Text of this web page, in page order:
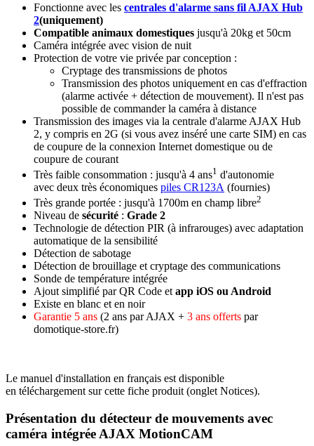
Fonctionne avec les centrales d'alarme sans fil AJAX Hub
2(uniquement)
Compatible animaux domestiques jusqu'à 20kg et 50cm
Caméra intégrée avec vision de nuit
Protection de votre vie privée par conception :
Cryptage des transmissions de photos
Transmission des photos uniquement en cas d'effraction
(alarme activée + détection de mouvement). Il n'est pas
possible de commander la caméra à distance
Transmission des images via la centrale d'alarme AJAX Hub
2, y compris en 2G (si vous avez inséré une carte SIM) en cas
de coupure de la connexion Internet domestique ou de
coupure de courant
Très faible consommation : jusqu'à 4 ans1 d'autonomie
avec deux très économiques piles CR123A (fournies)
Très grande portée : jusqu'à 1700m en champ libre2
Niveau de sécurité : Grade 2
Technologie de détection PIR (à infrarouges) avec adaptation
automatique de la sensibilité
Détection de sabotage
Détection de brouillage et cryptage des communications
Sonde de température intégrée
Ajout simplifié par QR Code et app iOS ou Android
Existe en blanc et en noir
Garantie 5 ans (2 ans par AJAX + 3 ans offerts par
domotique-store.fr)
Le manuel d'installation en français est disponible
en téléchargement sur cette fiche produit (onglet Notices).
Présentation du détecteur de mouvements avec
caméra intégrée AJAX MotionCAM